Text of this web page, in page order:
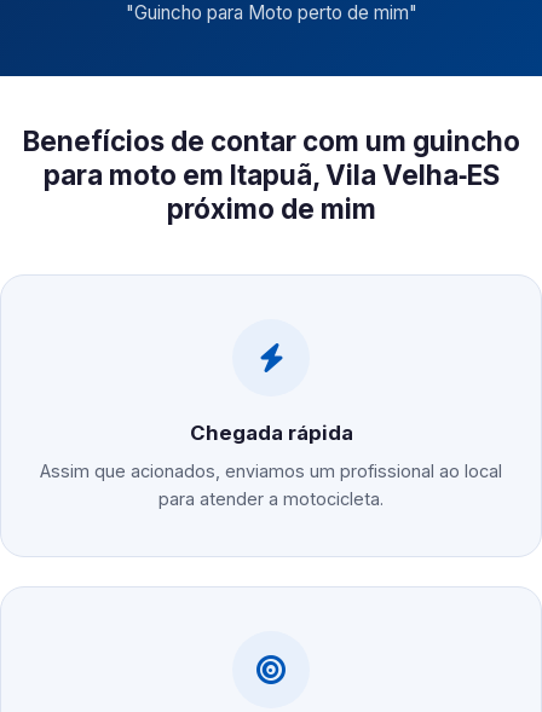
"Guincho para Moto perto de mim"
Benefícios de contar com um guincho
para moto em Itapuã, Vila Velha‑ES
próximo de mim
Chegada rápida
Assim que acionados, enviamos um profissional ao local
para atender a motocicleta.